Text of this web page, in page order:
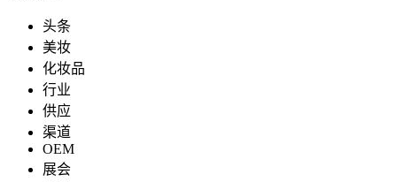
头条
美妆
化妆品
行业
供应
渠道
OEM
展会